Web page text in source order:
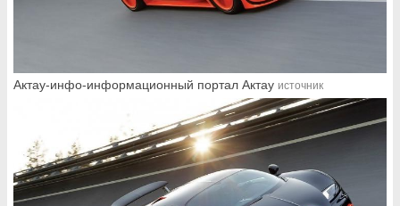
Актау-инфо-информационный портал Актау источник